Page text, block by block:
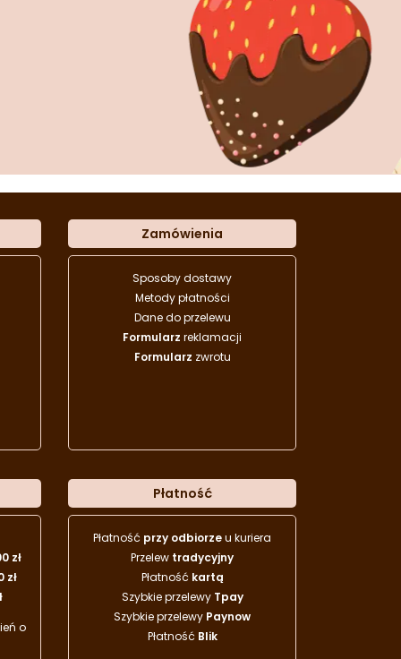
Zamówienia
Sposoby dostawy
Metody płatności
Dane do przelewu
Formularz reklamacji
Formularz zwrotu
zł
zł
o
Płatność
Płatność przy odbiorzeu kuriera
Przelew tradycyjny
Płatność kartą
Szybkie przelewy Tpay
Szybkie przelewy Paynow
Płatność Blik